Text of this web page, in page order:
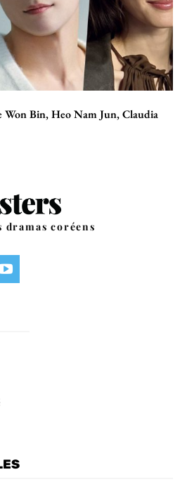
Won Bin, Heo Nam Jun, Claudia
coréens